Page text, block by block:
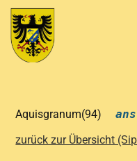
Aquisgranum(94)
zurück zur Übersicht